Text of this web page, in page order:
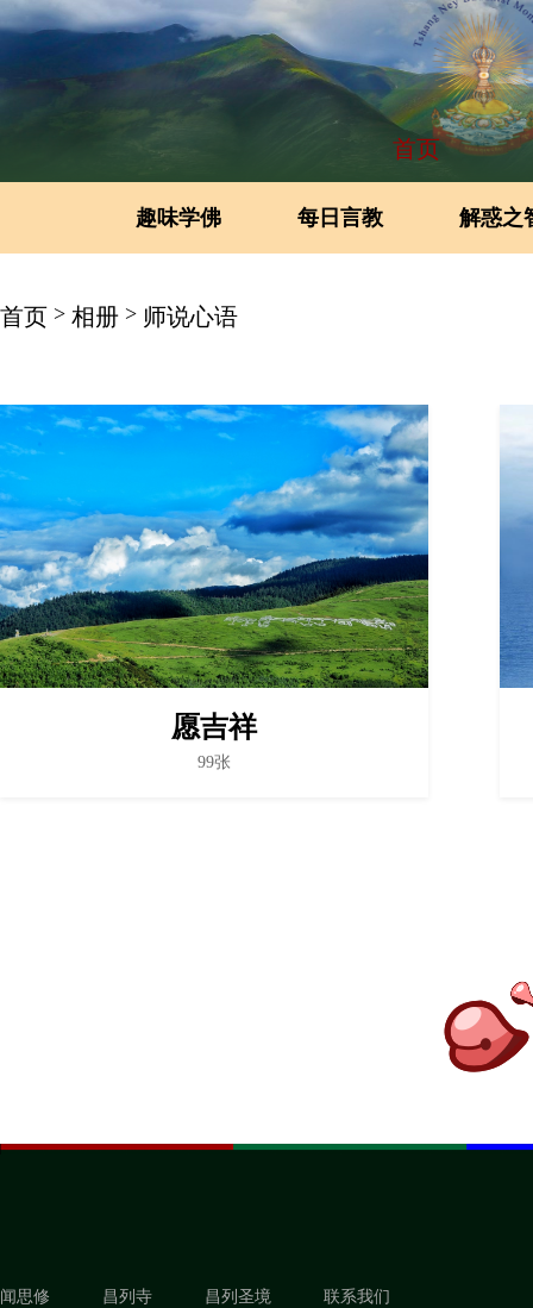
首页
趣味学佛 每日言教 解惑之
首页 > 相册 > 师说心语
愿吉祥
99张
闻思修 昌列寺 昌列圣境 联系我们